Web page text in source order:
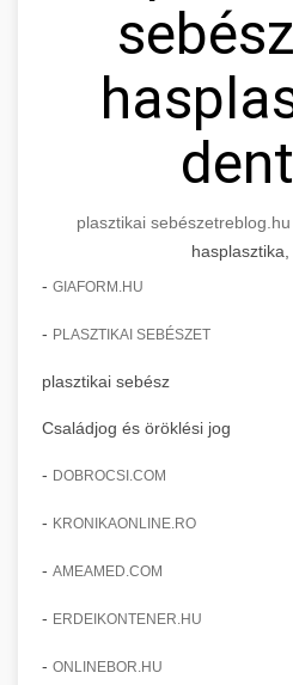
plasztikai sebészetreblog.hu
- GIAFORM.HU
- PLASZTIKAI SEBÉSZET
plasztikai sebész
Családjog és öröklési jog
- DOBROCSI.COM
- KRONIKAONLINE.RO
- AMEAMED.COM
- ERDEIKONTENER.HU
- ONLINEBOR.HU